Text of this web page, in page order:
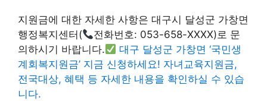
지원금에 대한 자세한 사항은 대구시 달성군 가창면
행정복지센터(
전화번호: 053-658-XXXX)로 문
의하시기 바랍니다.
대구 달성군 가창면 ‘국민생
계회복지원금’ 지금 신청하세요! 자녀교육지원금,
전국대상, 혜택 등 자세한 내용을 확인하실 수 있습
니다.